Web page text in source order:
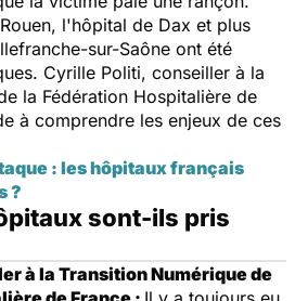
l'hôpital de Dax et plus
sur-Saône ont été
Cyrille Politi, conseiller à la
la Fédération Hospitalière de
à comprendre les enjeux de ces
: les hôpitaux français
?
sont-ils pris
à la Transition Numérique de